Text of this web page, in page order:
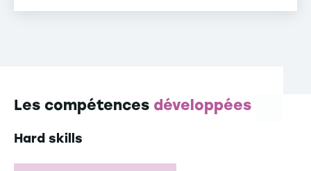
Professionnelles
Les compétences développées
Hard skills